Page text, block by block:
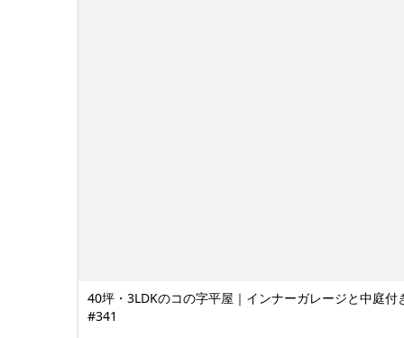
40坪・3LDKのコの字平屋｜インナーガレージと中庭付
#341